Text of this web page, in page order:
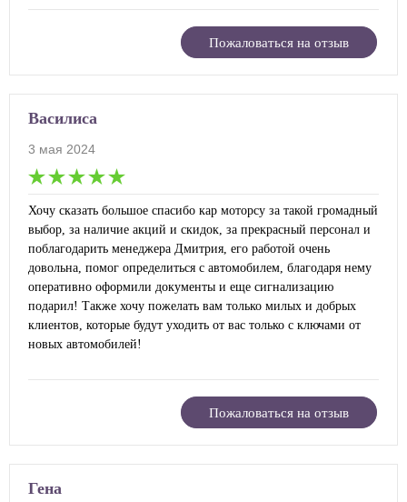
Пожаловаться на отзыв
Василиса
3 мая 2024
Хочу сказать большое спасибо кар моторсу за такой громадный
выбор, за наличие акций и скидок, за прекрасный персонал и
поблагодарить менеджера Дмитрия, его работой очень
довольна, помог определиться с автомобилем, благодаря нему
оперативно оформили документы и еще сигнализацию
подарил! Также хочу пожелать вам только милых и добрых
клиентов, которые будут уходить от вас только с ключами от
новых автомобилей!
Пожаловаться на отзыв
Гена